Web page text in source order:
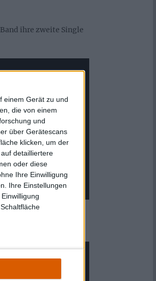
einem Gerät zu und
die von einem
und
über Gerätescans
klicken, um der
detailliertere
oder diese
Ihre Einwilligung
Ihre Einstellungen
ihre zweite Single